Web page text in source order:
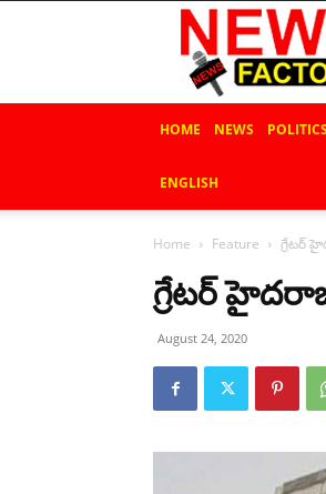
HOME NEWS POLITICS
ENGLISH
Home Feature గ్రేట‌ర్
గ్రేట‌ర్
August 24, 2020